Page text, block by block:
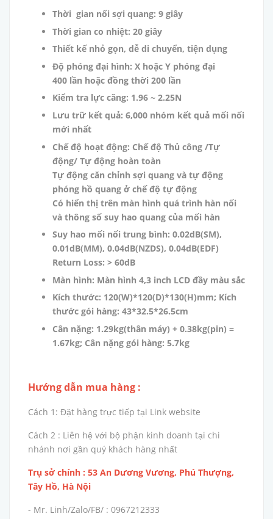
Thời gian nối sợi quang: 9 giây
Thời gian co nhiệt: 20 giây
Thiết kế nhỏ gọn, dễ di chuyển, tiện dụng
Độ phóng đại hình: X hoặc Y phóng đại
400 lần hoặc đồng thời 200 lần
Kiểm tra lực căng: 1.96 ~ 2.25N
Lưu trữ kết quả: 6,000 nhóm kết quả mối nối
mới nhất
Chế độ hoạt động: Chế độ Thủ công /Tự
động/ Tự động hoàn toàn
Tự động căn chỉnh sợi quang và tự động
phóng hồ quang ở chế độ tự động
Có hiển thị trên màn hình quá trình hàn nối
và thông số suy hao quang của mối hàn
Suy hao mối nối trung bình: 0.02dB(SM),
0.01dB(MM), 0.04dB(NZDS), 0.04dB(EDF)
Return Loss: > 60dB
Màn hình: Màn hình 4,3 inch LCD đầy màu sắc
Kích thước: 120(W)*120(D)*130(H)mm; Kích
thước gói hàng: 43*32.5*26.5cm
Cân nặng: 1.29kg(thân máy) + 0.38kg(pin) =
1.67kg; Cân nặng gói hàng: 5.7kg
Hướng dẫn mua hàng :
Cách 1: Đặt hàng trực tiếp tại Link website
Cách 2 : Liên hệ với bộ phận kinh doanh tại chi
nhánh nơi gần quý khách hàng nhất
Trụ sở chính : 53 An Dương Vương, Phú Thượng,
Tây Hồ, Hà Nội
- Mr. Linh/Zalo/FB/ : 0967212333